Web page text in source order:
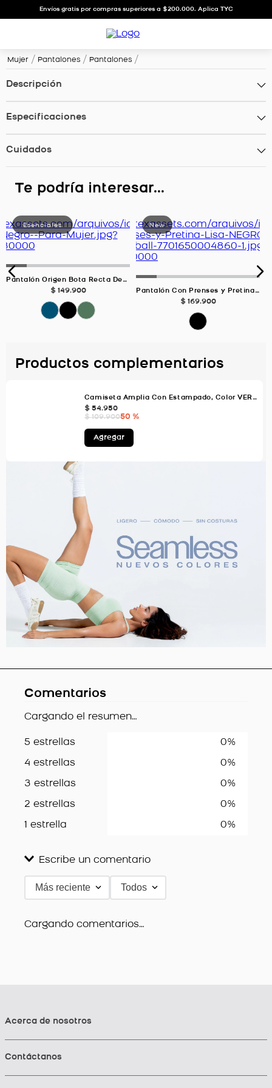
Envíos gratis por compras superiores a $200.000. Aplica TYC
Mujer Pantalones Pantalones
Descripción
Especificaciones
Cuidados
Te podría interesar...
Pantalón Origen Bota Recta Deportivo, Color Negro Para Mujer
$ 149.900 Pantalón Con Prenses y Pretina Lisa NEGRO Para Mujer
$ 169.900
Productos complementarios
Camiseta Amplia Con Estampado, Color VERDE AGUA Para Mujer
$ 54.950
$ 109.90050 %
Agregar
Comentarios
Cargando el resumen…
5 estrellas 0%
4 estrellas 0%
3 estrellas 0%
2 estrellas 0%
1 estrella 0%
Escribe un comentario
Agregar comentario
Título
Dirección de email
Más reciente Todos
Cargando comentarios…
Acerca de nosotros
Contáctanos